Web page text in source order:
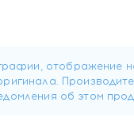
Экстракт
запечатывает